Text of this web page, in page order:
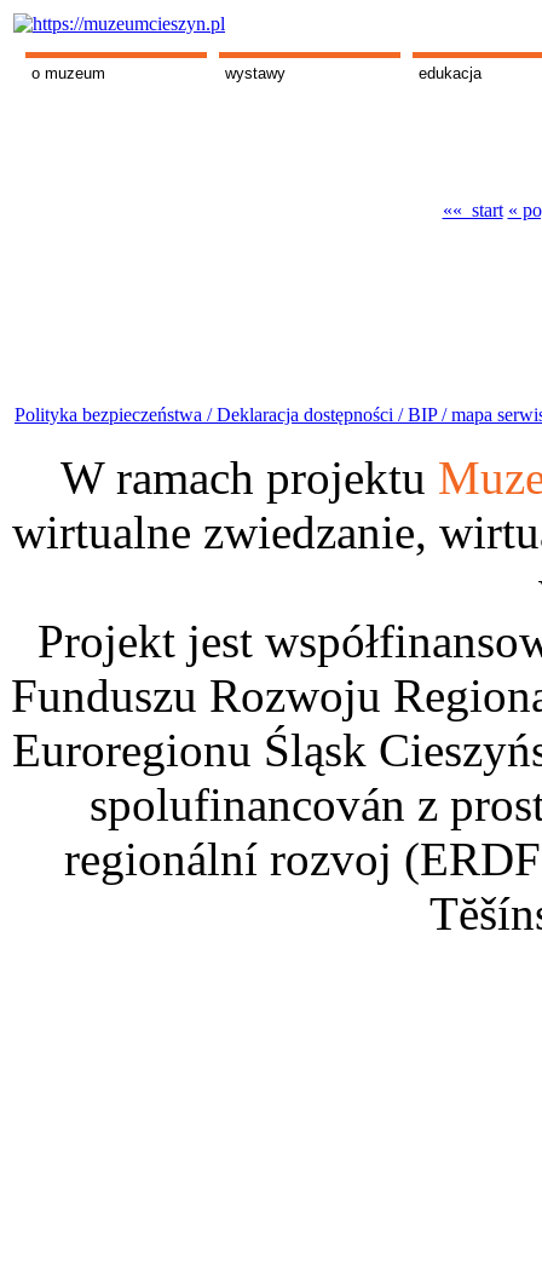
o muzeum wystawy edukacja
«« start «
Polityka bezpieczeństwa /Deklaracja dostępności /BIP /mapa
W ramach projektu
wirtualne zwiedzanie,
Projekt jest
Funduszu Rozwoju
Euroregionu Śląsk
spolufinancován z
regionální rozvoj